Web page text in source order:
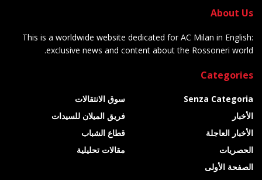
About Us
This is a worldwide website dedicated for AC Milan in English:
exclusive news and content about the Rossoneri world.
Categories
Senza Categoria
الأخبار
الأخبار العاجلة
الحصريات
الصفحة الأولى
سوق الانتقالات
فريق الميلان للسيدات
قطاع الشباب
مقالات تحليلية